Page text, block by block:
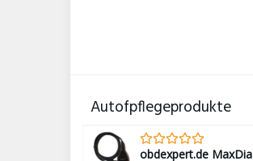
Autofpflegeprodukte
obdexpert.de MaxDia